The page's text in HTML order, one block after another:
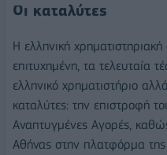
Οι καταλύτες
Η ελληνική
επιτυχημένη, τα τελευταία
ελληνικό χρηματιστήριο
καταλύτες: την επιστροφή
Αναπτυγμένες Αγορές,
Αθήνας στην πλατφόρμα